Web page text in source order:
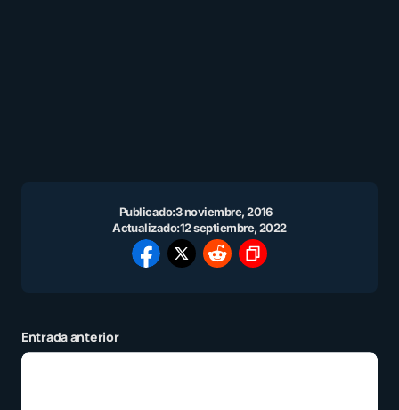
Publicado:3 noviembre, 2016
Actualizado:12 septiembre, 2022
Entrada anterior